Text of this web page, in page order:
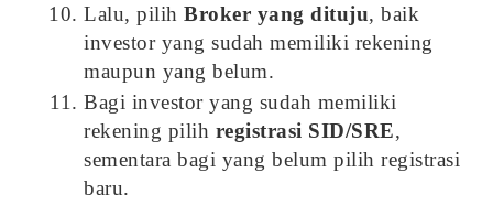
Lalu, pilih Broker yang dituju, baik
investor yang sudah memiliki rekening
maupun yang belum.
Bagi investor yang sudah memiliki
rekening pilih registrasi SID/SRE,
sementara bagi yang belum pilih registrasi
baru.